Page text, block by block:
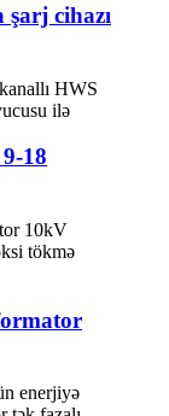
cihazı
18